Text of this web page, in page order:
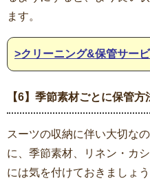
ます。
>クリーニング&保管サー
【6】季節素材ごとに保管方
スーツの収納に伴い大切な
に、季節素材、リネン・カ
には気を付けておきましょう